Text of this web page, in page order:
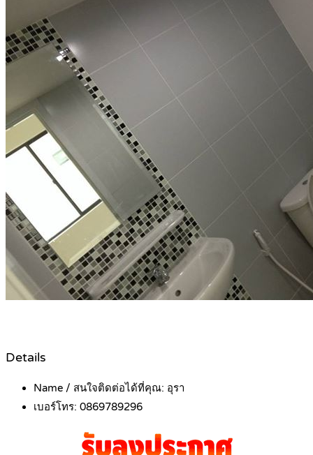
Details
Name / สนใจติดต่อได้ที่คุณ: อุรา
เบอร์โทร: 0869789296